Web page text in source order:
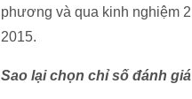
phương và qua kinh nghiệm
2015.
Sao lại chọn chỉ số đánh